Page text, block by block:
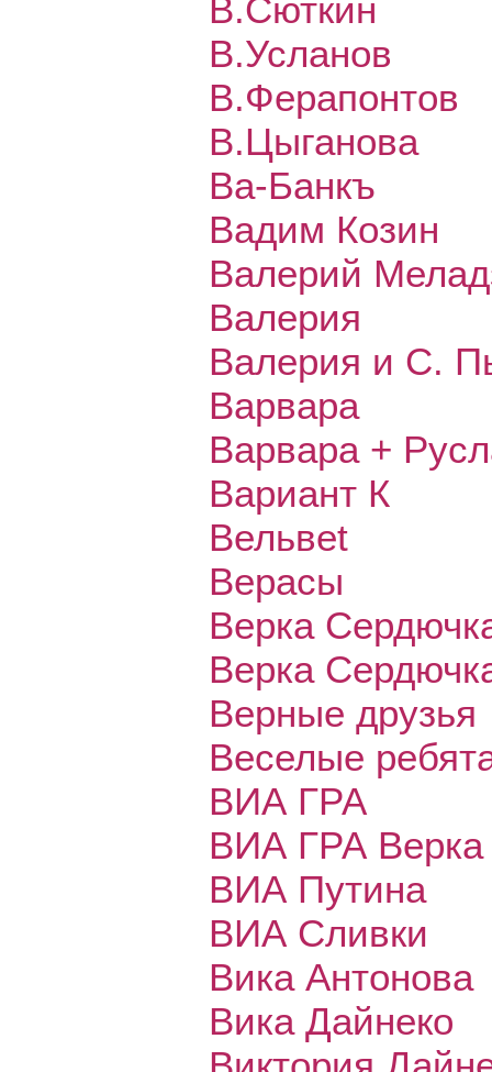
В.Сюткин
В.Усланов
В.Ферапонтов
В.Цыганова
Ва-Банкъ
Вадим Козин
Валерий
Валерия
Валерия и С.
Варвара
Варвара +
Вариант К
Вельвеt
Верасы
Верка
Верка
Верные друзья
Веселые
ВИА ГРА
ВИА ГРА Верка
ВИА Путина
ВИА Сливки
Вика Антонова
Вика Дайнеко